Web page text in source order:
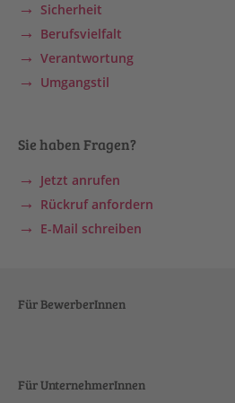
Sicherheit
Berufsvielfalt
Verantwortung
Umgangstil
Sie haben Fragen?
Jetzt anrufen
Rückruf anfordern
E-Mail schreiben
Für BewerberInnen
Für UnternehmerInnen